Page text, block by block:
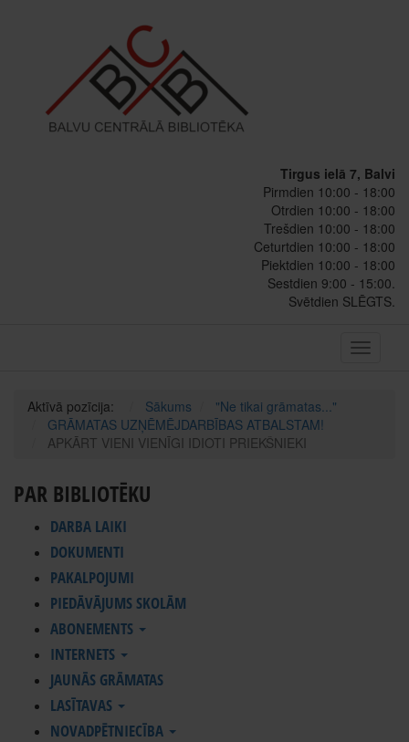
Tirgus ielā 7, Balvi
Pirmdien 10:00 - 18:00
Otrdien 10:00 - 18:00
Trešdien 10:00 - 18:00
Ceturtdien 10:00 - 18:00
Piektdien 10:00 - 18:00
Sestdien 9:00 - 15:00.
Svētdien SLĒGTS.
Toggle
Aktīvā pozīcija: Sākums
"Ne tikai grāmatas..."
GRĀMATAS UZŅĒMĒJDARBĪBAS ATBALSTAM!
APKĀRT VIENI VIENĪGI IDIOTI PRIEKŠNIEKI
PAR BIBLIOTĒKU
DARBA LAIKI
DOKUMENTI
PAKALPOJUMI
PIEDĀVĀJUMS SKOLĀM
ABONEMENTS
INTERNETS
JAUNĀS GRĀMATAS
LASĪTAVAS
NOVADPĒTNIECĪBA